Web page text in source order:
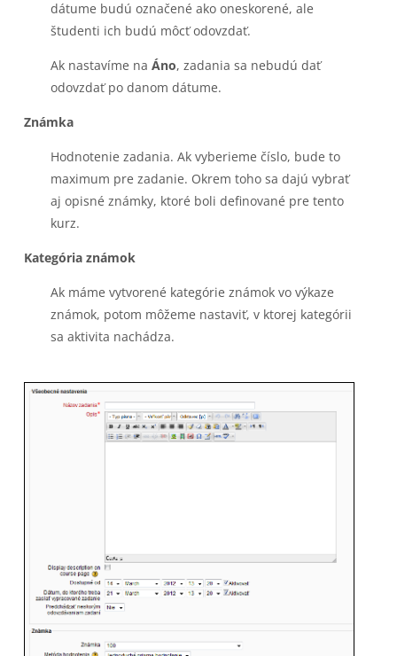
dátume budú označené ako oneskorené, ale
študenti ich budú môcť odovzdať.
Ak nastavíme na Áno, zadania sa nebudú dať
odovzdať po danom dátume.
Známka
Hodnotenie zadania. Ak vyberieme číslo, bude to
maximum pre zadanie. Okrem toho sa dajú vybrať
aj opisné známky, ktoré boli deﬁnované pre tento
kurz.
Kategória známok
Ak máme vytvorené kategórie známok vo výkaze
známok, potom môžeme nastaviť, v ktorej kategórii
sa aktivita nachádza.